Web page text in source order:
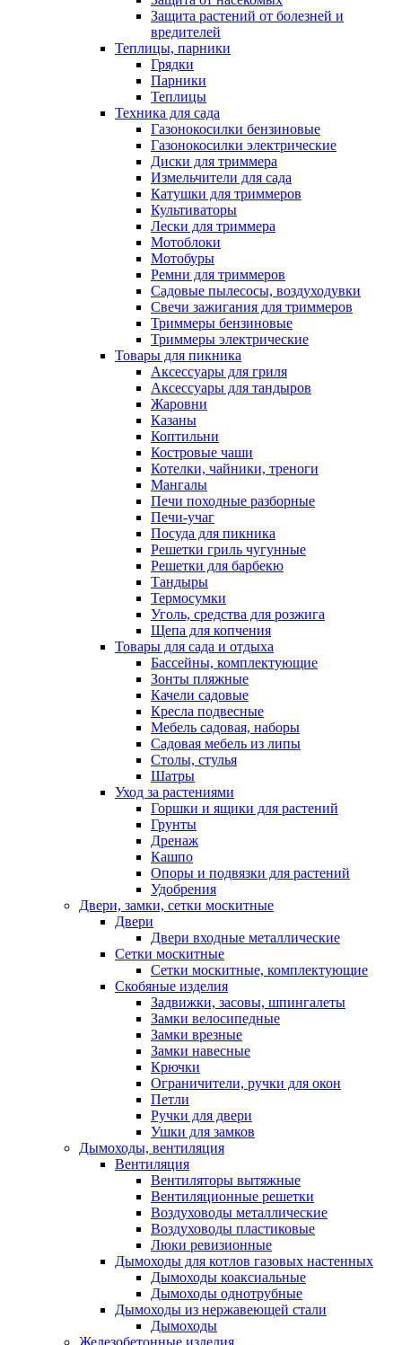
Защита растений от болезней и
вредителей
Теплицы, парники
Грядки
Парники
Теплицы
Техника для сада
Газонокосилки бензиновые
Газонокосилки электрические
Диски для триммера
Измельчители для сада
Катушки для триммеров
Культиваторы
Лески для триммера
Мотоблоки
Мотобуры
Ремни для триммеров
Садовые пылесосы, воздуходувки
Свечи зажигания для триммеров
Триммеры бензиновые
Триммеры электрические
Товары для пикника
Аксессуары для гриля
Аксессуары для тандыров
Жаровни
Казаны
Коптильни
Костровые чаши
Котелки, чайники, треноги
Мангалы
Печи походные разборные
Печи-учаг
Посуда для пикника
Решетки гриль чугунные
Решетки для барбекю
Тандыры
Термосумки
Уголь, средства для розжига
Щепа для копчения
Товары для сада и отдыха
Бассейны, комплектующие
Зонты пляжные
Качели садовые
Кресла подвесные
Мебель садовая, наборы
Садовая мебель из липы
Столы, стулья
Шатры
Уход за растениями
Горшки и ящики для растений
Грунты
Дренаж
Кашпо
Опоры и подвязки для растений
Удобрения
Двери, замки, сетки москитные
Двери
Двери входные металлические
Сетки москитные
Сетки москитные, комплектующие
Скобяные изделия
Задвижки, засовы, шпингалеты
Замки велосипедные
Замки врезные
Замки навесные
Крючки
Ограничители, ручки для окон
Петли
Ручки для двери
Ушки для замков
Дымоходы, вентиляция
Вентиляция
Вентиляторы вытяжные
Вентиляционные решетки
Воздуховоды металлические
Воздуховоды пластиковые
Люки ревизионные
Дымоходы для котлов газовых настенных
Дымоходы коаксиальные
Дымоходы однотрубные
Дымоходы из нержавеющей стали
Дымоходы
Железобетонные изделия